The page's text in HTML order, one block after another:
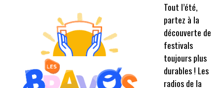
Tout l’été,
partez à la
découverte de
festivals
toujours plus
durables ! Les
radios de la